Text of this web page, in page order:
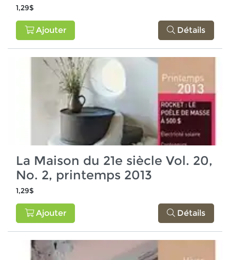
1,29$
Ajouter Détails
La Maison du 21e siècle Vol. 20,
No. 2, printemps 2013
1,29$
Ajouter Détails